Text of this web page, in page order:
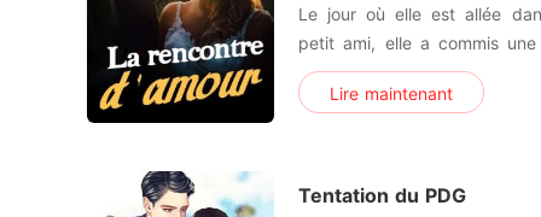
Le jour où elle est allée
petit ami, elle a commis
inconnu pour lui. Sous
lèvres sur les siens.
Lire maintenant
Tentation du PDG